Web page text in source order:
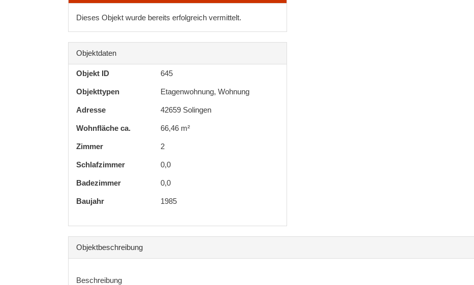
Dieses Objekt wurde bereits erfolgreich vermittelt.
Objektdaten
Objekt ID 645
Objekttypen Etagenwohnung, Wohnung
Adresse 42659 Solingen
Wohnfläche ca. 66,46 m²
Zimmer 2
Schlafzimmer 0,0
Badezimmer 0,0
Baujahr 1985
Objekt­beschreibung
Beschreibung